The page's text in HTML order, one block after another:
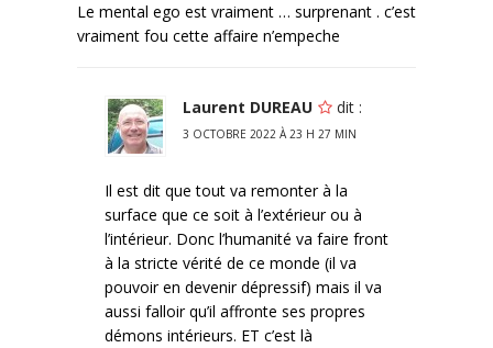
Le mental ego est vraiment … surprenant . c’est
vraiment fou cette affaire n’empeche
Laurent DUREAU dit :
3 OCTOBRE 2022 À 23 H 27 MIN
Il est dit que tout va remonter à la
surface que ce soit à l’extérieur ou à
l’intérieur. Donc l’humanité va faire front
à la stricte vérité de ce monde (il va
pouvoir en devenir dépressif) mais il va
aussi falloir qu’il affronte ses propres
démons intérieurs. ET c’est là